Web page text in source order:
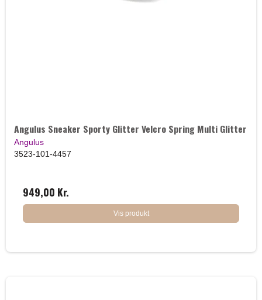
Angulus Sneaker Sporty Glitter Velcro Spring Multi Glitter
Angulus
3523-101-4457
949,00 Kr.
Vis produkt